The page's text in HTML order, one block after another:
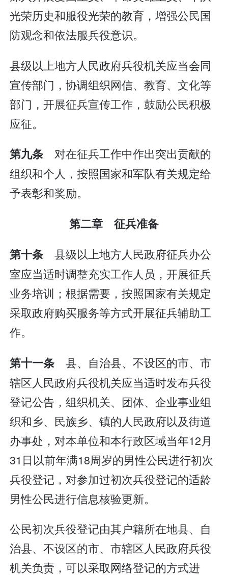
光荣历史和服役光荣的教育，增强公民国
防观念和依法服兵役意识。
县级以上地方人民政府兵役机关应当会同
宣传部门，协调组织网信、教育、文化等
部门，开展征兵宣传工作，鼓励公民积极
应征。
第九条 对在征兵工作中作出突出贡献的
组织和个人，按照国家和军队有关规定给
予表彰和奖励。
第二章 征兵准备
第十条 县级以上地方人民政府征兵办公
室应当适时调整充实工作人员，开展征兵
业务培训；根据需要，按照国家有关规定
采取政府购买服务等方式开展征兵辅助工
作。
第十一条 县、自治县、不设区的市、市
辖区人民政府兵役机关应当适时发布兵役
登记公告，组织机关、团体、企业事业组
织和乡、民族乡、镇的人民政府以及街道
办事处，对本单位和本行政区域当年12月
31日以前年满18周岁的男性公民进行初次
兵役登记，对参加过初次兵役登记的适龄
男性公民进行信息核验更新。
公民初次兵役登记由其户籍所在地县、自
治县、不设区的市、市辖区人民政府兵役
机关负责，可以采取网络登记的方式进